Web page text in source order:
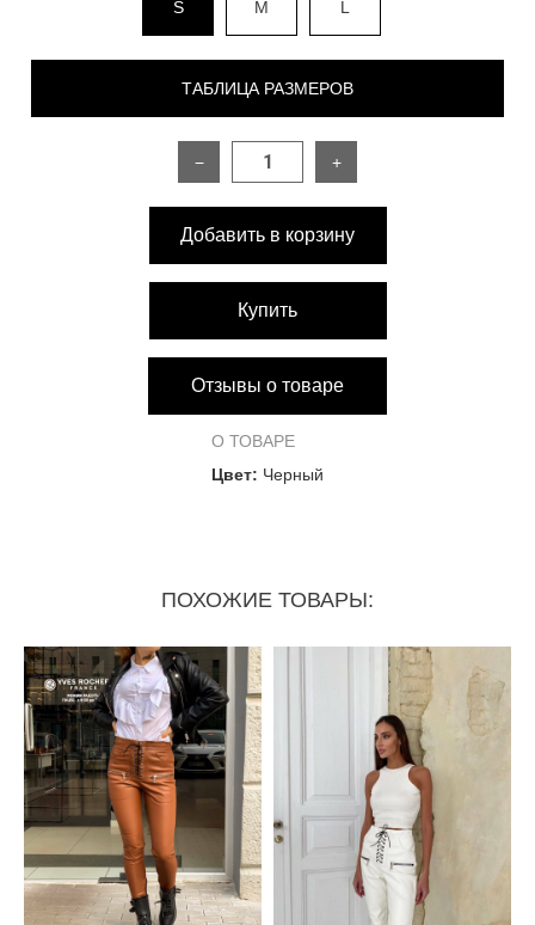
S M L
ТАБЛИЦА РАЗМЕРОВ
РАЗМЕР S
Длина изделия 102 см
Обхват бёдер 88 см
− +
Добавить в корзину
Купить
Отзывы о товаре
О ТОВАРЕ
Цвет: Черный
ПОХОЖИЕ ТОВАРЫ: